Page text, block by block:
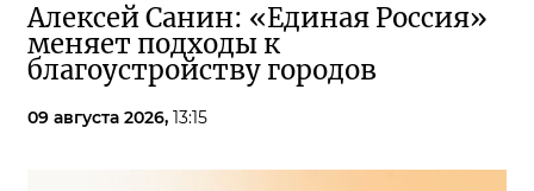
Алексей Санин: «Единая Россия»
меняет подходы к
благоустройству городов
09 августа 2026, 13:15